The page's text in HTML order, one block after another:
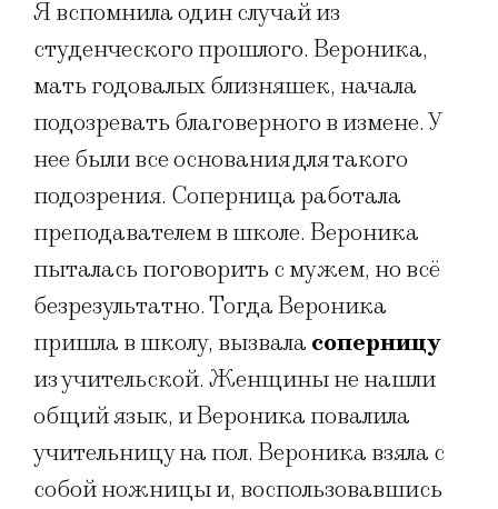
Я вспомнила один случай из
студенческого прошлого. Вероника,
мать годовалых близняшек, начала
подозревать благоверного в измене. У
нее были все основания для такого
подозрения. Соперница работала
преподавателем в школе. Вероника
пыталась поговорить с мужем, но всё
безрезультатно. Тогда Вероника
пришла в школу, вызвала соперницу
из учительской. Женщины не нашли
общий язык, и Вероника повалила
учительницу на пол. Вероника взяла с
собой ножницы и, воспользовавшись